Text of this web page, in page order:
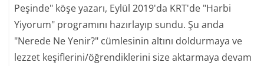
Peşinde" köşe yazarı, Eylül 2019'da KRT'de "Harbi
Yiyorum" programını hazırlayıp sundu. Şu anda
"Nerede Ne Yenir?" cümlesinin altını doldurmaya ve
lezzet keşiflerini/öğrendiklerini size aktarmaya devam